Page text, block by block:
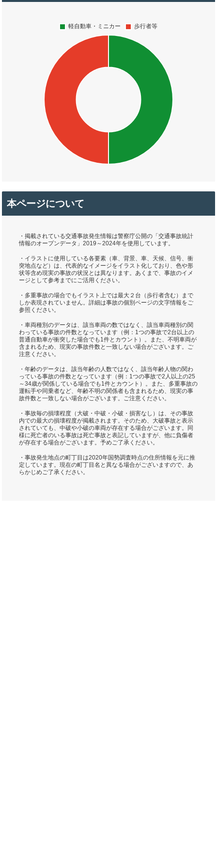
本ページについて
・掲載されている交通事故発生情報は警察庁公開の「交通事故統計
情報のオープンデータ」2019～2024年を使用しています。
・イラストに使用している各要素（車、背景、車、天候、信号、衝
突地点など）は、代表的なイメージをイラスト化しており、色や形
状等含め現実の事故の状況とは異なります。あくまで、事故のイメ
ージとして参考までにご活用ください。
・多重事故の場合でもイラスト上では最大２台（歩行者含む）まで
しか表現されていません。詳細は事故の個別ページの文字情報をご
参照ください。
・車両種別のデータは、該当車両の数ではなく、該当車両種別の関
わっている事故の件数となっています（例：1つの事故で2台以上の
普通自動車が衝突した場合でも1件とカウント）。また、不明車両が
含まれるため、現実の事故件数と一致しない場合がございます。ご
注意ください。
・年齢のデータは、該当年齢の人数ではなく、該当年齢人物の関わ
っている事故の件数となっています（例：1つの事故で2人以上の25
～34歳が関係している場合でも1件とカウント）。また、多重事故の
運転手や同乗者など、年齢不明の関係者も含まれるため、現実の事
故件数と一致しない場合がございます。ご注意ください。
・事故毎の損壊程度（大破・中破・小破・損害なし）は、その事故
内での最大の損壊程度が掲載されます。そのため、大破事故と表示
されていても、中破や小破の車両が存在する場合がございます。同
様に死亡者のいる事故は死亡事故と表記していますが、他に負傷者
が存在する場合がございます。予めご了承ください。
・事故発生地点の町丁目は2020年国勢調査時点の住所情報を元に推
定しています。現在の町丁目名と異なる場合がございますので、あ
らかじめご了承ください。